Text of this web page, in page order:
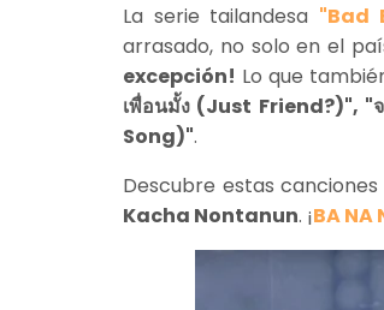
La serie tailandesa "Bad
arrasado, no solo en el
excepción! Lo que
เพื่อนมั้ง (Just Friend?)", "จ
Song)".
Descubre estas
Kacha Nontanun. ¡BA NA